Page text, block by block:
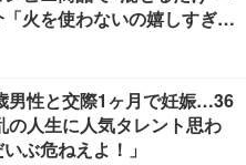
火を使わないの嬉しすぎ
男性と交際1ヶ月で妊娠…36
の人生に人気タレント思わ
ぶ危ねえよ！」